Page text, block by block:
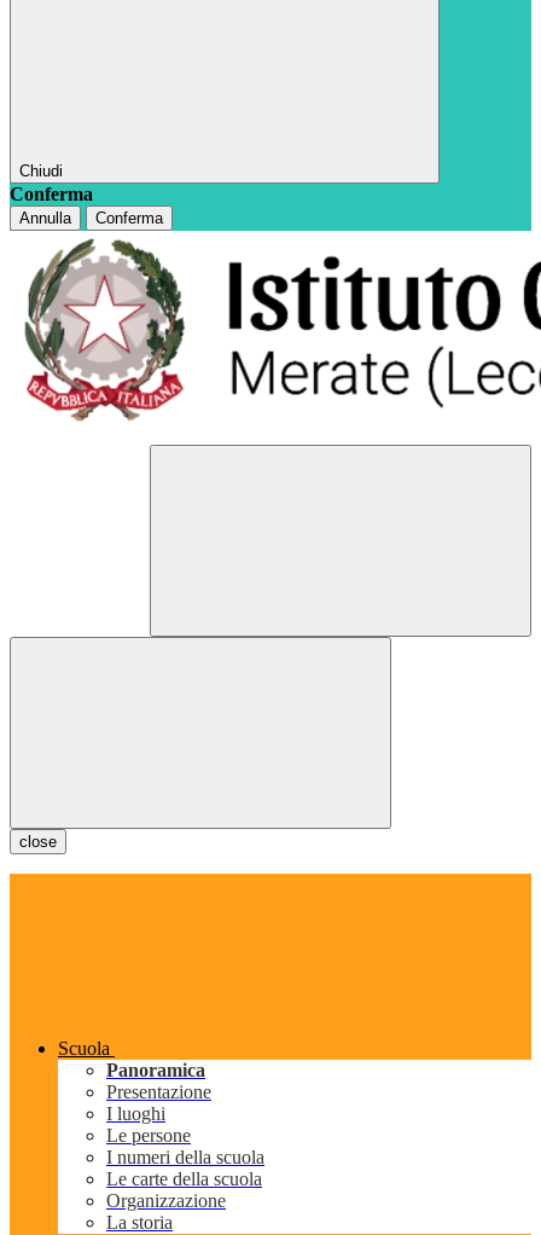
Chiudi
Conferma
Annulla Conferma
close
Scuola
Panoramica
Presentazione
I luoghi
Le persone
I numeri della scuola
Le carte della scuola
Organizzazione
La storia